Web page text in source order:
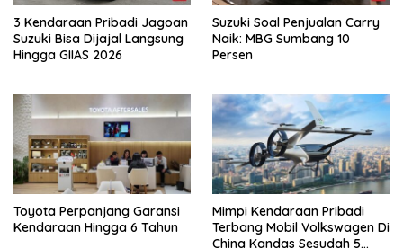
3 Kendaraan Pribadi Jagoan
Suzuki Bisa Dijajal Langsung
Hingga GIIAS 2026
Suzuki Soal Penjualan Carry
Naik: MBG Sumbang 10
Persen
Toyota Perpanjang Garansi
Kendaraan Hingga 6 Tahun
Mimpi Kendaraan Pribadi
Terbang Mobil Volkswagen Di
China Kandas Sesudah 5